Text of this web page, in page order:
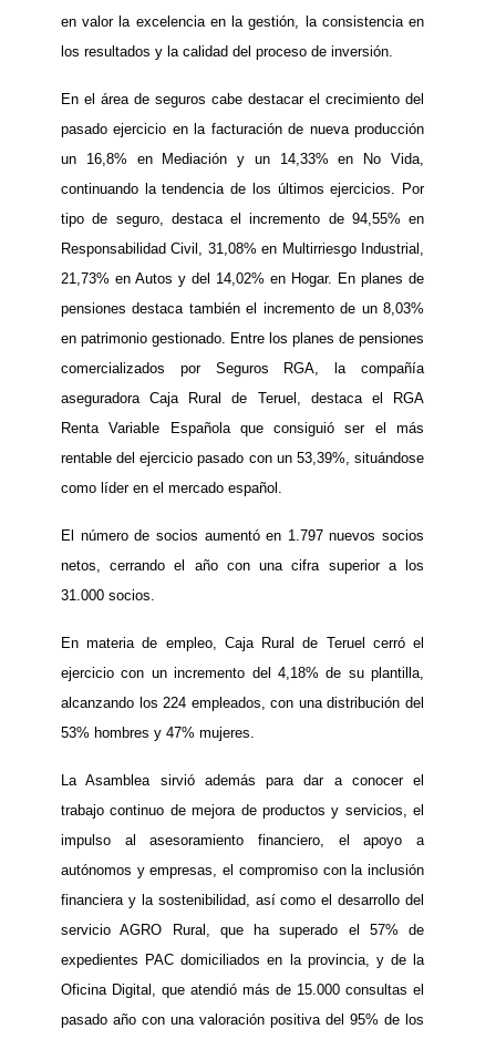
en valor la excelencia en la gestión, la consistencia en
los resultados y la calidad del proceso de inversión.
En el área de seguros cabe destacar el crecimiento del
pasado ejercicio en la facturación de nueva producción
un 16,8% en Mediación y un 14,33% en No Vida,
continuando la tendencia de los últimos ejercicios. Por
tipo de seguro, destaca el incremento de 94,55% en
Responsabilidad Civil, 31,08% en Multirriesgo Industrial,
21,73% en Autos y del 14,02% en Hogar. En planes de
pensiones destaca también el incremento de un 8,03%
en patrimonio gestionado. Entre los planes de pensiones
comercializados por Seguros RGA, la compañía
aseguradora Caja Rural de Teruel, destaca el RGA
Renta Variable Española que consiguió ser el más
rentable del ejercicio pasado con un 53,39%, situándose
como líder en el mercado español.
El número de socios aumentó en 1.797 nuevos socios
netos, cerrando el año con una cifra superior a los
31.000 socios.
En materia de empleo, Caja Rural de Teruel cerró el
ejercicio con un incremento del 4,18% de su plantilla,
alcanzando los 224 empleados, con una distribución del
53% hombres y 47% mujeres.
La Asamblea sirvió además para dar a conocer el
trabajo continuo de mejora de productos y servicios, el
impulso al asesoramiento financiero, el apoyo a
autónomos y empresas, el compromiso con la inclusión
financiera y la sostenibilidad, así como el desarrollo del
servicio AGRO Rural, que ha superado el 57% de
expedientes PAC domiciliados en la provincia, y de la
Oficina Digital, que atendió más de 15.000 consultas el
pasado año con una valoración positiva del 95% de los